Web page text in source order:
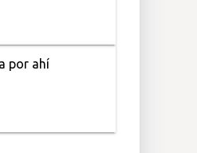
por ahí